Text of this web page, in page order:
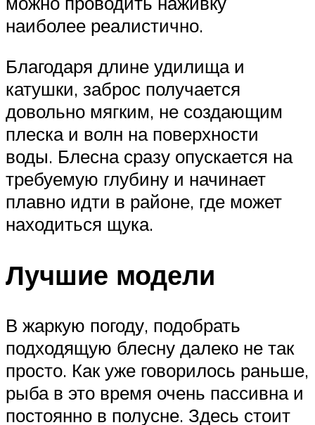
наиболее реалистично.
Благодаря длине удилища и
катушки, заброс получается
довольно мягким, не создающим
плеска и волн на поверхности
воды. Блесна сразу опускается на
требуемую глубину и начинает
плавно идти в районе, где может
находиться щука.
Лучшие модели
В жаркую погоду, подобрать
подходящую блесну далеко не так
просто. Как уже говорилось раньше,
рыба в это время очень пассивна и
постоянно в полусне. Здесь стоит